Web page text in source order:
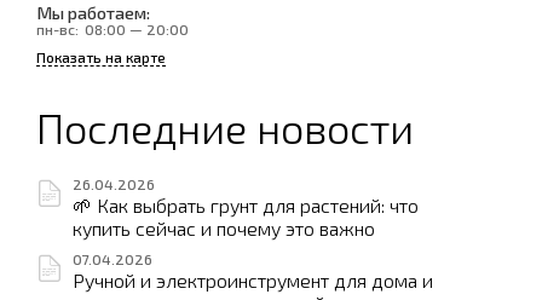
Мы работаем:
пн-вс: 08:00 — 20:00
Показать на карте
Последние новости
26.04.2026
🌱 Как выбрать грунт для растений: что
купить сейчас и почему это важно
07.04.2026
Ручной и электроинструмент для дома и